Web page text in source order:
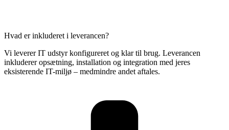
Hvad er inkluderet i leverancen?
Vi leverer IT udstyr konfigureret og klar til brug. Leverancen
inkluderer opsætning, installation og integration med jeres
eksisterende IT-miljø – medmindre andet aftales.